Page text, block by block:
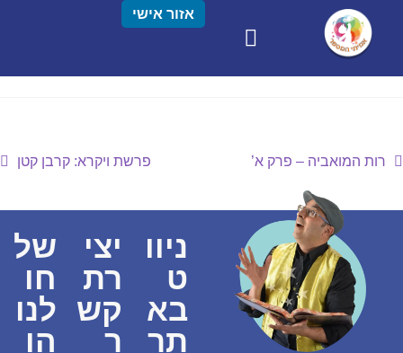
אזור אישי
רות המואביה – פרק א’ פרשת ויקרא: קרבן קטן
ניוו
ט
בא
תר
יצי
רת
קש
ר
של
חו
לנו
הו